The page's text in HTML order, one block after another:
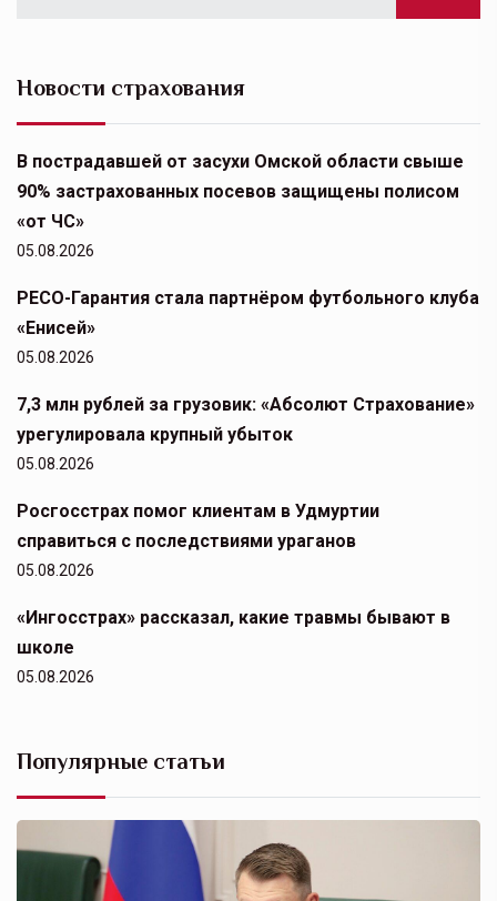
Новости страхования
В пострадавшей от засухи Омской области свыше
90% застрахованных посевов защищены полисом
«от ЧС»
05.08.2026
РЕСО-Гарантия стала партнёром футбольного клуба
«Енисей»
05.08.2026
7,3 млн рублей за грузовик: «Абсолют Страхование»
урегулировала крупный убыток
05.08.2026
Росгосстрах помог клиентам в Удмуртии
справиться с последствиями ураганов
05.08.2026
«Ингосстрах» рассказал, какие травмы бывают в
школе
05.08.2026
Популярные статьи